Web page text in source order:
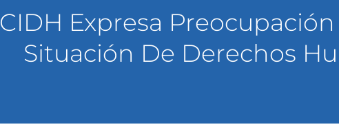
CIDH Expresa
Situación De Derechos